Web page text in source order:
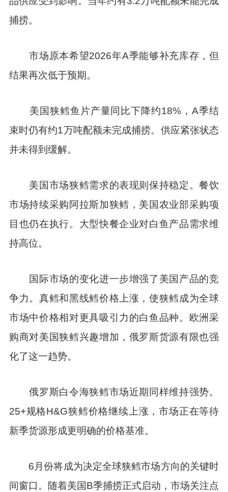
捕捞。
市场原本希望2026年A季能够补充库存，但
结果再次低于预期。
美国狭鳕鱼片产量同比下降约18%，A季结
束时仍有约1万吨配额未完成捕捞。供应紧张状态
并未得到缓解。
美国市场狭鳕需求的表现则保持稳定。餐饮
市场持续采购阿拉斯加狭鳕，美国农业部采购项
目也仍在执行。大型快餐企业对白鱼产品需求维
持高位。
国际市场的变化进一步增强了美国产品的竞
争力。真鳕和黑线鳕价格上涨，使狭鳕成为全球
市场中价格相对更具吸引力的白鱼品种。欧洲采
购商对美国狭鳕兴趣增加，俄罗斯货源有限也强
化了这一趋势。
俄罗斯白令海狭鳕市场近期同样维持强势。
25+规格H&G狭鳕价格继续上涨，市场正在等待
新季货源形成更明确的价格基准。
6月份将成为决定全球狭鳕市场方向的关键时
间窗口。随着美国B季捕捞正式启动，市场关注点